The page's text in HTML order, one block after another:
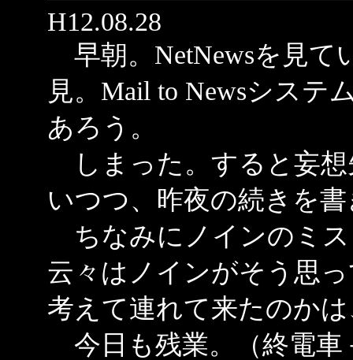
H12.08.28
早朝。NetNewsを見て
見。Mail to Newsシステ
あろう。
しまった。すると妄想
いつつ、昨夜の続きを
ちなみにノインのミ
云々はノインがそう思
考えて連れて来たのか
今日も残業。（終電車